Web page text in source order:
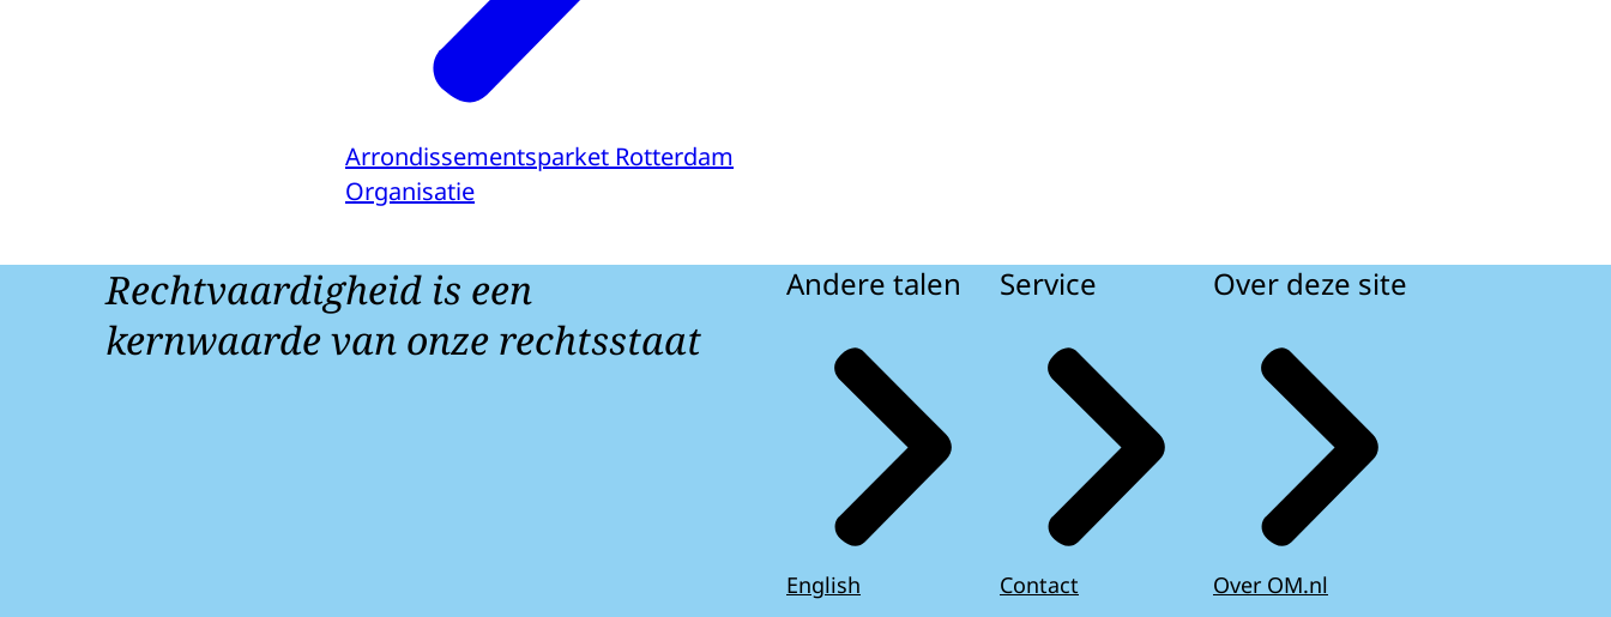
Arrondissementsparket Rotterdam
Organisatie
Rechtvaardigheid is een
kernwaarde van onze rechtsstaat
Andere talen
English
Service
Contact
Over deze site
Over OM.nl